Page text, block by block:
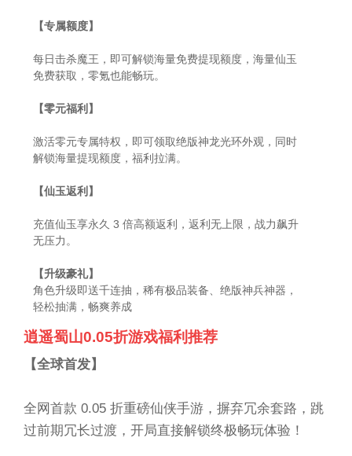
【专属额度】
每日击杀魔王，即可解锁海量免费提现额度，海量仙玉
免费获取，零氪也能畅玩。
【零元福利】
激活零元专属特权，即可领取绝版神龙光环外观，同时
解锁海量提现额度，福利拉满。
【仙玉返利】
充值仙玉享永久 3 倍高额返利，返利无上限，战力飙升
无压力。
【升级豪礼】
角色升级即送千连抽，稀有极品装备、绝版神兵神器，
轻松抽满，畅爽养成
逍遥蜀山0.05折游戏福利推荐
【全球首发】
全网首款 0.05 折重磅仙侠手游，摒弃冗余套路，跳
过前期冗长过渡，开局直接解锁终极畅玩体验！